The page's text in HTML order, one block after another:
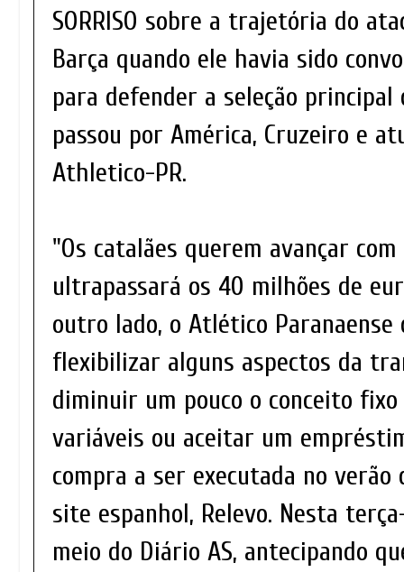
SORRISO sobre a trajetória do
Barça quando ele havia sido
para defender a seleção principal
passou por América, Cruzeiro e
Athletico-PR.
"Os catalães querem avançar
ultrapassará os 40 milhões de
outro lado, o Atlético Paranaense
flexibilizar alguns aspectos da
diminuir um pouco o conceito
variáveis ou aceitar um
compra a ser executada no verão
site espanhol, Relevo. Nesta
meio do Diário AS, antecipando